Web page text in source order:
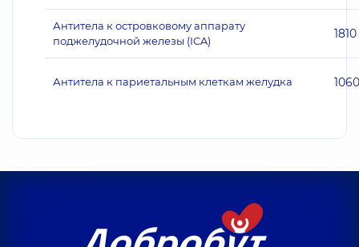
Антитела к островковому аппарату
поджелудочной железы (ICA)
1810
Антитела к париетальным клеткам желудка 1060